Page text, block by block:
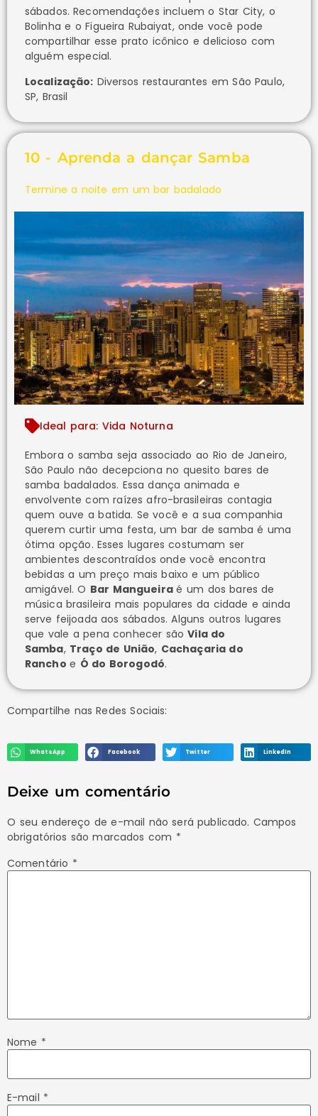
sábados. Recomendações incluem o Star City, o
Bolinha e o Figueira Rubaiyat, onde você pode
compartilhar esse prato icônico e delicioso com
alguém especial.
Localização: Diversos restaurantes em São Paulo,
SP, Brasil
10 - Aprenda a dançar Samba
Termine a noite em um bar badalado
Ideal para: Vida Noturna
Embora o samba seja associado ao Rio de Janeiro,
São Paulo não decepciona no quesito bares de
samba badalados. Essa dança animada e
envolvente com raízes afro-brasileiras contagia
quem ouve a batida. Se você e a sua companhia
querem curtir uma festa, um bar de samba é uma
ótima opção. Esses lugares costumam ser
ambientes descontraídos onde você encontra
bebidas a um preço mais baixo e um público
amigável. O Bar Mangueiraé um dos bares de
música brasileira mais populares da cidade e ainda
serve feijoada aos sábados. Alguns outros lugares
que vale a pena conhecer sãoVila do
Samba, Traço de União, Cachaçaria do
Ranchoe Ó do Borogodó.
Compartilhe nas Redes Sociais:
WhatsApp Facebook Twitter LinkedIn
Deixe um comentário
O seu endereço de e-mail não será publicado. Campos
obrigatórios são marcados com *
Comentário *
Nome *
E-mail *